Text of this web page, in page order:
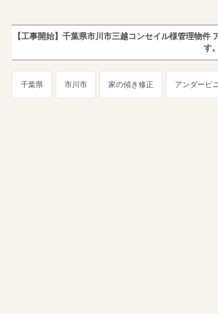
【工事開始】千葉県市川市三越コンセイル様管理物
す
千葉県 市川市 家の傾き修正 アンダーピ